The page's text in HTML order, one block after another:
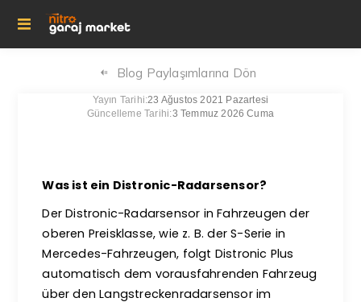
Blog Paylaşımlarına Dön
Yayın Tarihi:23 Ağustos 2021 Pazartesi
Güncelleme Tarihi:3 Temmuz 2026 Cuma
Was ist ein Distronic-Radarsensor?
Der Distronic-Radarsensor in Fahrzeugen der
oberen Preisklasse, wie z. B. der S-Serie in
Mercedes-Fahrzeugen, folgt Distronic Plus
automatisch dem vorausfahrenden Fahrzeug
über den Langstreckenradarsensor im